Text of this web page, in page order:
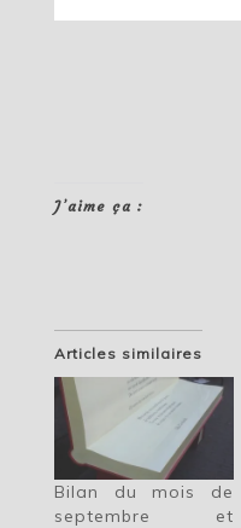
J’aime ça :
Articles similaires
Bilan du mois de
septembre et